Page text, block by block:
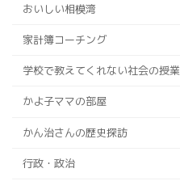
おいしい相模湾
家計簿コーチング
学校で教えてくれない社会の授業
かよ子ママの部屋
かん治さんの歴史探訪
行政・政治